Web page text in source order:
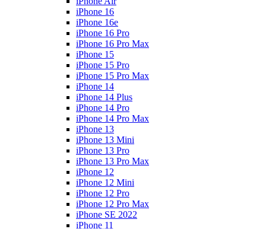
iPhone 16
iPhone 16e
iPhone 16 Pro
iPhone 16 Pro Max
iPhone 15
iPhone 15 Pro
iPhone 15 Pro Max
iPhone 14
iPhone 14 Plus
iPhone 14 Pro
iPhone 14 Pro Max
iPhone 13
iPhone 13 Mini
iPhone 13 Pro
iPhone 13 Pro Max
iPhone 12
iPhone 12 Mini
iPhone 12 Pro
iPhone 12 Pro Max
iPhone SE 2022
iPhone 11